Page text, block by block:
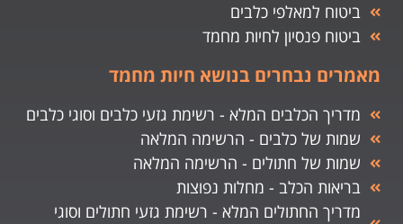
ביטוח למאלפי כלבים
ביטוח פנסיון לחיות מחמד
מאמרים נבחרים בנושא חיות מחמד
מדריך הכלבים המלא - רשימת גזעי כלבים וסוגי כלבים
שמות של כלבים - הרשימה המלאה
שמות של חתולים - הרשימה המלאה
בריאות הכלב - מחלות נפוצות
מדריך החתולים המלא - רשימת גזעי חתולים וסוגי